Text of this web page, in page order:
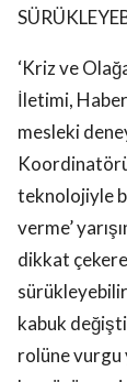
‘Kriz ve
İletimi,
mesleki
teknolojiyle
verme’
dikkat
kabuk
rolüne vurgu